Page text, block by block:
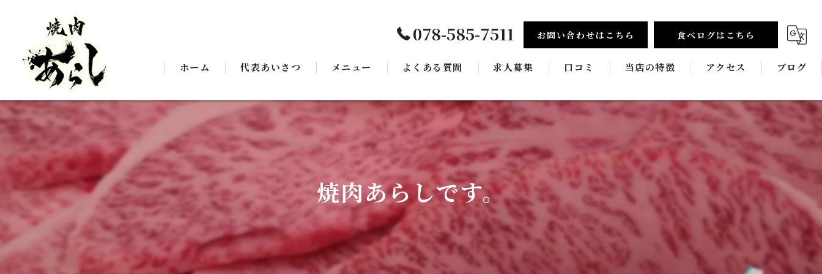
078-585-7511 お問い合わせはこちら 食べログはこちら
ホーム 代表あいさつ メニュー よくある質問 求人募集 口コミ 当店の特徴
食べ放題
新鮮
宴会
飲み放題
アクセス ブログ
コラム
焼肉あらしです。